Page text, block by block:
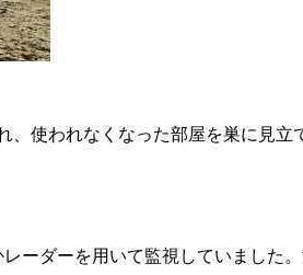
使われなくなった部屋を巣に見立
ーダーを用いて監視していました